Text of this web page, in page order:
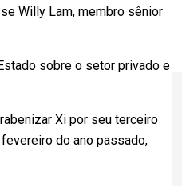
Willy Lam, membro sênior
sobre o setor privado e
Xi por seu terceiro
do ano passado,